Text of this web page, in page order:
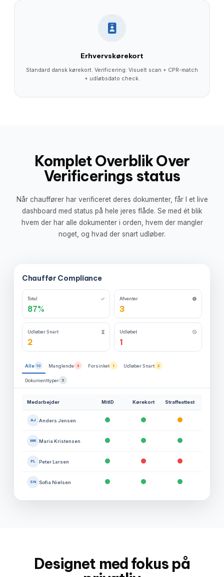
Erhvervskørekort
Standard dansk kørekort. Verificering: Visuelt scan + CPR-match
+ udløbsdato check.
Komplet Overblik Over
Verificerings status
Når chauffører har verificeret deres dokumenter, får I et live
dashboard med status på hele jeres flåde. Se med ét blik
hvem der har alle dokumenter i orden, hvem der mangler
noget, og hvad der snart udløber.
Chauffør Compliance
Total
87%
Afventer
3
Udløber Snart
2
Udløbet
1
Alle 10 Manglende 3 Forsinket 1 Udløber Snart 2
Dokumenttyper 5
Medarbejder MitID Kørekort Straffeattest
AJ Anders Jensen
MK Maria Kristensen
PL Peter Larsen
SN Sofia Nielsen
Designet med fokus på